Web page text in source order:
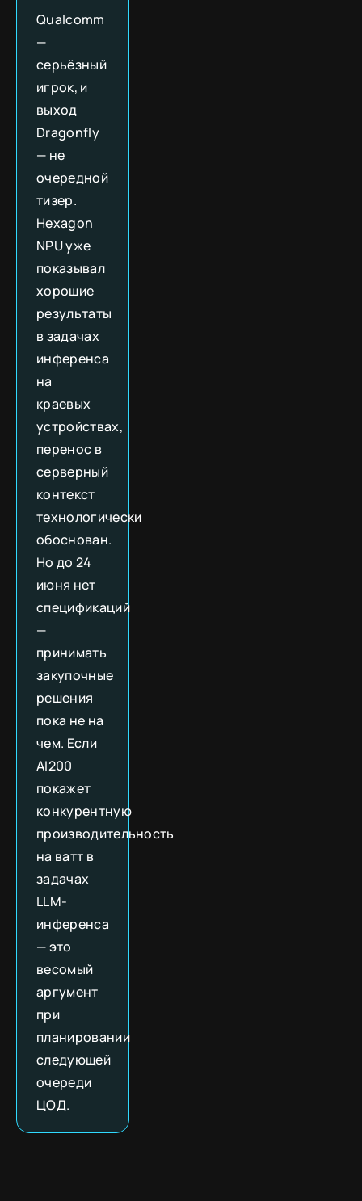
Qualcomm
—
серьёзный
игрок, и
выход
Dragonfly
— не
очередной
тизер.
Hexagon
NPU уже
показывал
хорошие
результаты
в задачах
инференса
на
краевых
устройствах,
перенос в
серверный
контекст
технологически
обоснован.
Но до 24
июня нет
спецификаций
—
принимать
закупочные
решения
пока не на
чем. Если
AI200
покажет
конкурентную
производительность
на ватт в
задачах
LLM-
инференса
— это
весомый
аргумент
при
планировании
следующей
очереди
ЦОД.